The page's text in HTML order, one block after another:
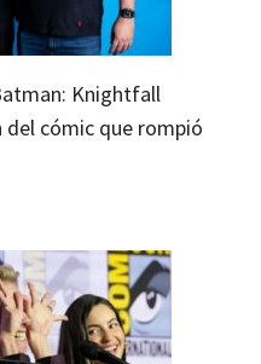
Knightfall
del cómic que rompió